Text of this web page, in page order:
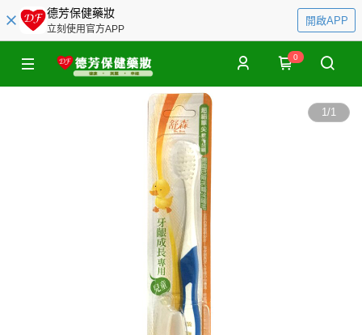
德芳保健藥妝
立刻使用官方APP
開啟APP
0
1/1